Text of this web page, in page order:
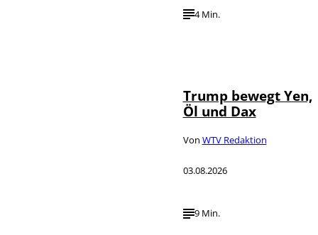
4 Min.
Trump bewegt Yen,
Öl und Dax
Von WTV Redaktion
03.08.2026
9 Min.